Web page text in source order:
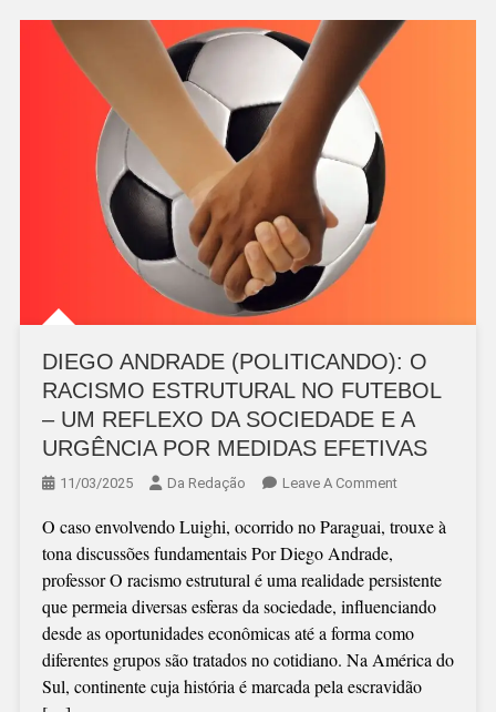
DIEGO ANDRADE (POLITICANDO): O
RACISMO ESTRUTURAL NO FUTEBOL
– UM REFLEXO DA SOCIEDADE E A
URGÊNCIA POR MEDIDAS EFETIVAS
11/03/2025 Da Redação Leave A CommentOn
ANDRADE
O
RACISMO
ESTRUTURAL
NO
FUTEBOL
O caso envolvendo Luighi, ocorrido no Paraguai, trouxe à
tona discussões fundamentais Por Diego Andrade,
professor O racismo estrutural é uma realidade persistente
que permeia diversas esferas da sociedade, influenciando
desde as oportunidades econômicas até a forma como
diferentes grupos são tratados no cotidiano. Na América do
Sul, continente cuja história é marcada pela escravidão